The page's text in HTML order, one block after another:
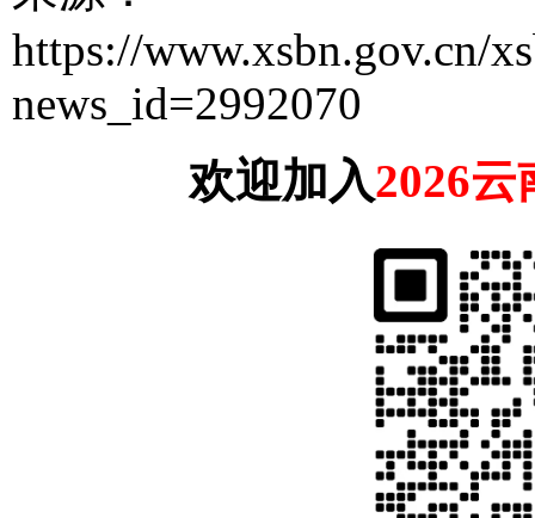
https://www.xsbn.gov.cn/
news_id=2992070
欢迎加入2026